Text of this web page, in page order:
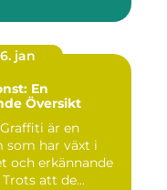
jan
En
Översikt
är en
som har växt i
och erkännande
att de...